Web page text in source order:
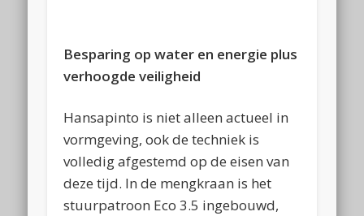
Besparing op water en energie plus
verhoogde veiligheid
Hansapinto is niet alleen actueel in
vormgeving, ook de techniek is
volledig afgestemd op de eisen van
deze tijd. In de mengkraan is het
stuurpatroon Eco 3.5 ingebouwd,